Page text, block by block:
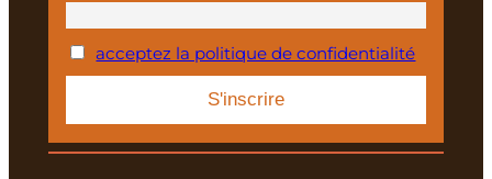
acceptez la politique de confidentialité